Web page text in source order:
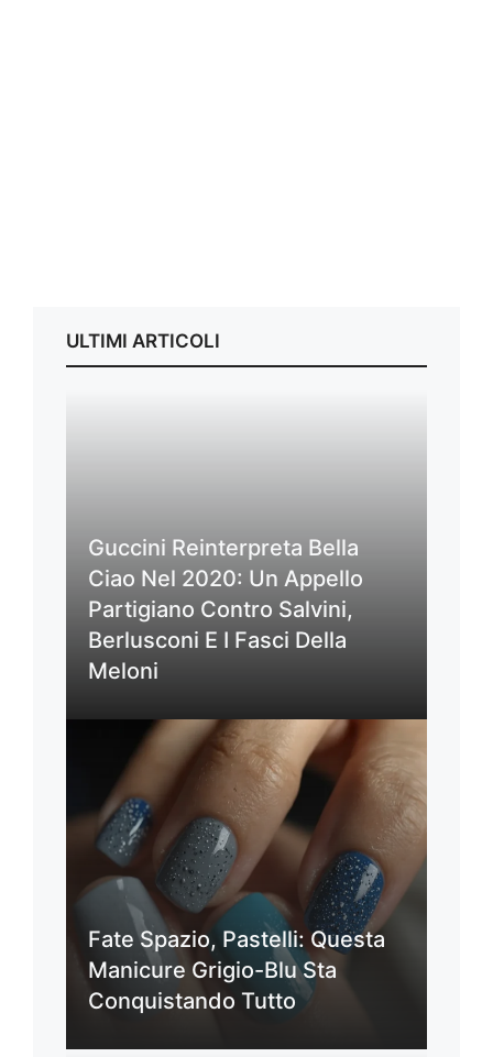
ULTIMI ARTICOLI
Guccini Reinterpreta Bella
Ciao Nel 2020: Un Appello
Partigiano Contro Salvini,
Berlusconi E I Fasci Della
Meloni
Fate Spazio, Pastelli: Questa
Manicure Grigio-Blu Sta
Conquistando Tutto